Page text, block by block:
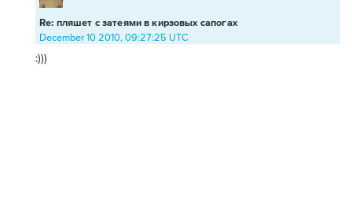
Re: пляшет с затеями в кирзовых сапогах
December 10 2010, 09:27:25 UTC
:)))